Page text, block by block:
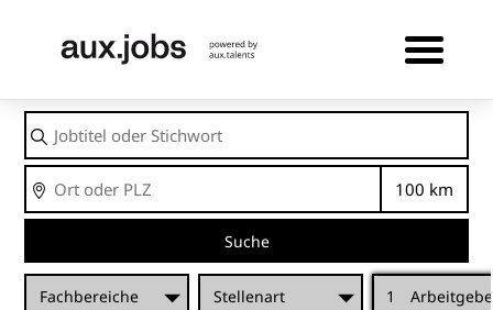
Jobtitel
oder
Stichwort
Ort
Suche
Fachbereiche Stellenart 1